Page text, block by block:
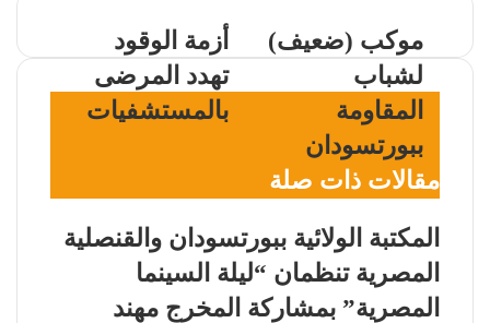
أزمة الوقود
تهدد المرضى
بالمستشفيات
موكب (ضعيف)
لشباب
المقاومة
ببورتسودان
مقالات ذات صلة
المكتبة الولائية ببورتسودان والقنصلية
المصرية تنظمان “ليلة السينما
المصرية” بمشاركة المخرج مهند